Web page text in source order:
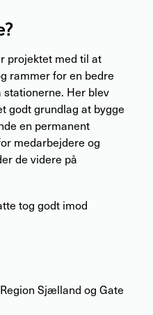
projektet med til at
rammer for en bedre
Her blev
godt grundlag at bygge
en permanent
medarbejdere og
de videre på
tog godt imod
Sjælland og Gate